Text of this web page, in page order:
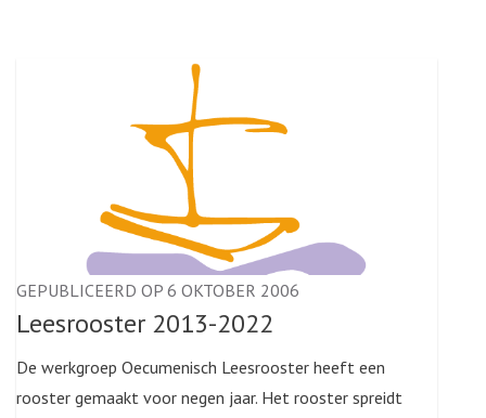
GEPUBLICEERD OP 6 OKTOBER 2006
Leesrooster 2013-2022
De werkgroep Oecumenisch Leesrooster heeft een
rooster gemaakt voor negen jaar. Het rooster spreidt